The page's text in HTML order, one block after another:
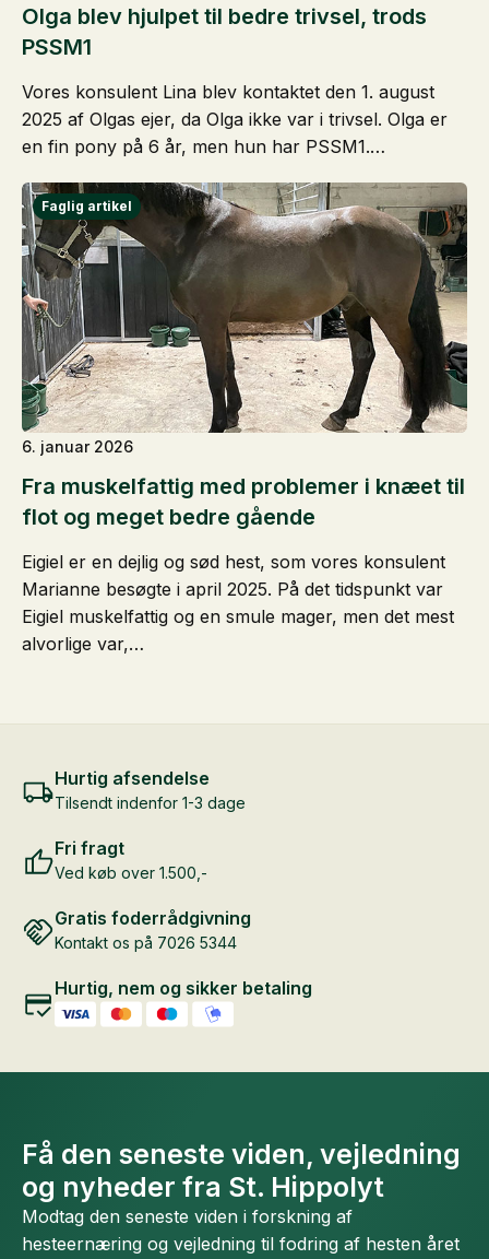
Olga blev hjulpet til bedre trivsel, trods
PSSM1
Vores konsulent Lina blev kontaktet den 1. august
2025 af Olgas ejer, da Olga ikke var i trivsel. Olga er
en fin pony på 6 år, men hun har PSSM1.…
Fra muskelfattig med problemer i knæet til
flot og meget bedre gående
6. januar 2026
Eigiel er en dejlig og sød hest, som vores konsulent
Marianne besøgte i april 2025. På det tidspunkt var
Eigiel muskelfattig og en smule mager, men det mest
alvorlige var,…
Hurtig afsendelse
Tilsendt indenfor 1-3 dage
Fri fragt
Ved køb over 1.500,-
Gratis foderrådgivning
Kontakt os på 7026 5344
Hurtig, nem og sikker betaling
Få den seneste viden, vejledning
og nyheder fra St. Hippolyt
Modtag den seneste viden i forskning af
hesteernæring og vejledning til fodring af hesten året